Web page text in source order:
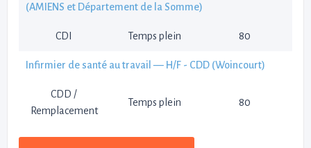
(AMIENS et Département de la Somme)
CDI Temps plein 80
Infirmier de santé au travail — H/F - CDD (Woincourt)
CDD /
Remplacement
Temps plein 80